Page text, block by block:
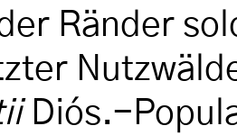
Ränder
Diós.-